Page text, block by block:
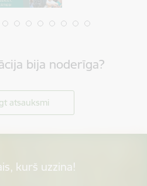
bija noderīga?
atsauksmi
kurš uzzina!